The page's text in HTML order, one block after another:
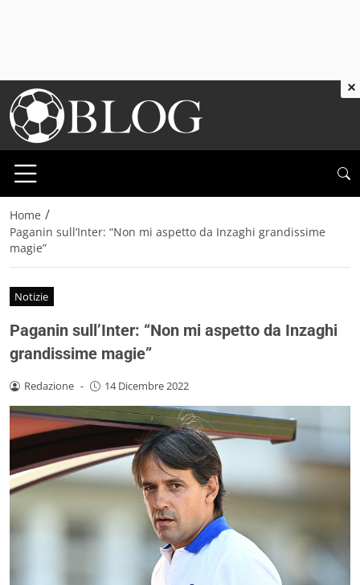
Home /
Paganin sull’Inter: “Non mi aspetto da Inzaghi grandissime
magie”
Notizie
Paganin sull’Inter: “Non mi aspetto da Inzaghi
grandissime magie”
Redazione - 14 Dicembre 2022
×